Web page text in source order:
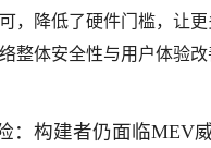
，降低了硬件门槛，让
整体安全性与用户体验
：构建者仍面临MEV